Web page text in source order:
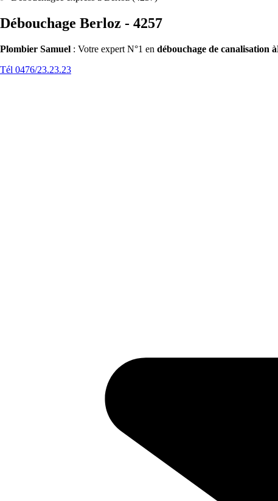
Débouchage Berloz - 4257
Plombier Samuel : Votre expert N°1 en débouchage de canalisation
Tél 0476/23.23.23